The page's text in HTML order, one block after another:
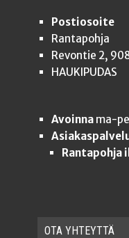
Postiosoite
Rantapohja
Revontie 2,
HAUKIPUDAS
Avoinnama-
Rantapohja
OTA YHTEYT­TÄ